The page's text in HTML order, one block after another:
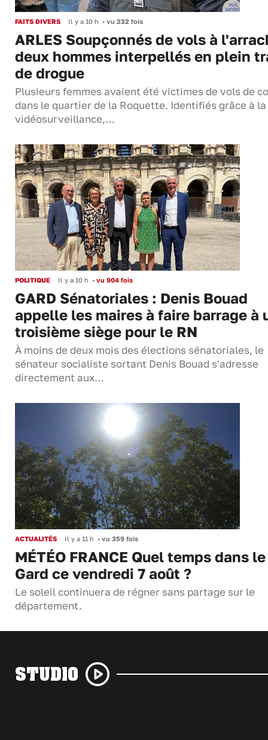
FAITS DIVERS Il y a 10 h • vu 232 fois
ARLES Soupçonnés de vols à
deux hommes interpellés en plein
de drogue
Plusieurs femmes avaient été victimes de vols de
dans le quartier de la Roquette. Identifiés grâce à la
vidéosurveillance,…
POLITIQUE Il y a 10 h • vu 904 fois
GARD Sénatoriales : Denis Bouad
appelle les maires à faire barrage à
troisième siège pour le RN
À moins de deux mois des élections sénatoriales, le
sénateur socialiste sortant Denis Bouad s'adresse
directement aux…
ACTUALITÉS Il y a 11 h • vu 359 fois
MÉTÉO FRANCE Quel temps dans le
Gard ce vendredi 7 août ?
Le soleil continuera de régner sans partage sur le
département.
STUDIO